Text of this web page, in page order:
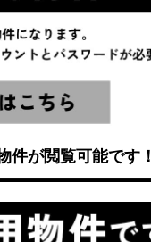
件が閲覧可能です！